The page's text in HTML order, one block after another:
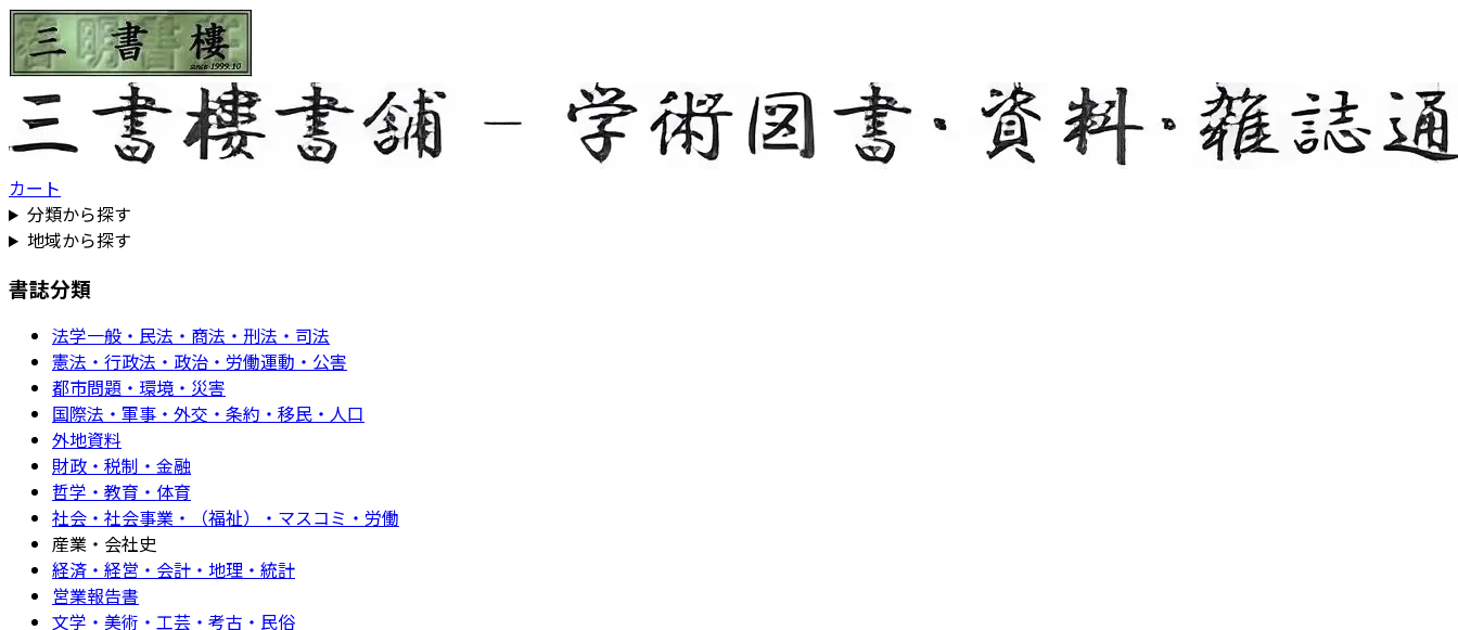
カート
分類から探す
地域から探す
書誌分類
法学一般・民法・商法・刑法・司法
憲法・行政法・政治・労働運動・公害
都市問題・環境・災害
国際法・軍事・外交・条約・移民・人口
外地資料
財政・税制・金融
哲学・教育・体育
社会・社会事業・（福祉）・マスコミ・労働
産業・会社史
経済・経営・会計・地理・統計
営業報告書
文学・美術・工芸・考古・民俗